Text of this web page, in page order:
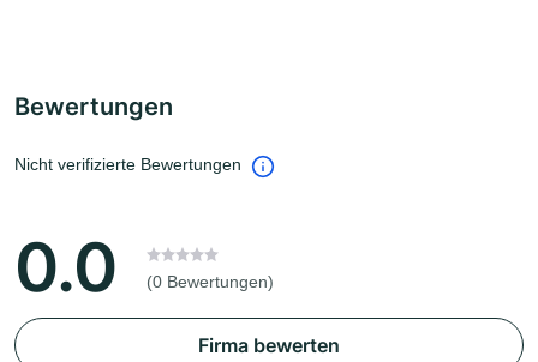
Bewertungen
Nicht verifizierte Bewertungen
0.0 (0 Bewertungen)
Firma bewerten